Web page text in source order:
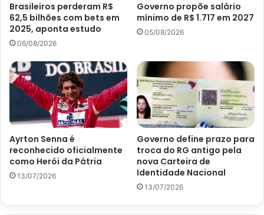
Brasileiros perderam R$
62,5 bilhões com bets em
2025, aponta estudo
06/08/2026
Governo propõe salário
mínimo de R$ 1.717 em 2027
05/08/2026
Ayrton Senna é
reconhecido oficialmente
como Herói da Pátria
13/07/2026
Governo define prazo para
troca do RG antigo pela
nova Carteira de
Identidade Nacional
13/07/2026